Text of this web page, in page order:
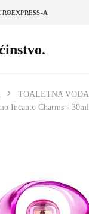
A
TOALETNA VODA
Incanto Charms - 30ml